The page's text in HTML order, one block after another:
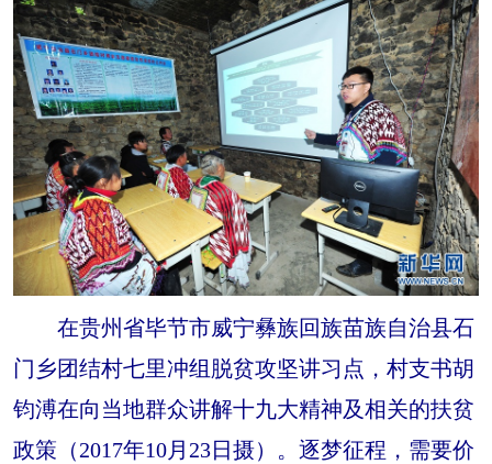
在贵州省毕节市威宁彝族回族苗族自治县石
门乡团结村七里冲组脱贫攻坚讲习点，村支书胡
钧溥在向当地群众讲解十九大精神及相关的扶贫
政策（2017年10月23日摄）。逐梦征程，需要价